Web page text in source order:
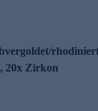
20x Zirkon